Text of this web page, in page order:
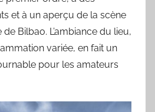
et à un aperçu de la scène
Bilbao. L’ambiance du lieu,
variée, en fait un
pour les amateurs